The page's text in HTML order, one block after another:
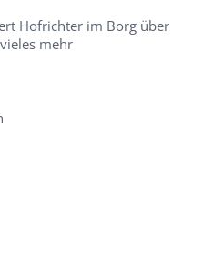
Hofrichter im Borg über
mehr